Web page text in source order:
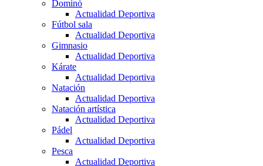
Dominó
Actualidad Deportiva
Fútbol sala
Actualidad Deportiva
Gimnasio
Actualidad Deportiva
Kárate
Actualidad Deportiva
Natación
Actualidad Deportiva
Natación artística
Actualidad Deportiva
Pádel
Actualidad Deportiva
Pesca
Actualidad Deportiva